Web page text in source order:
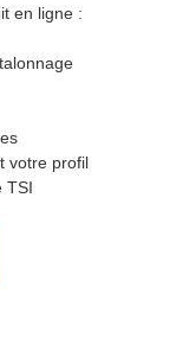
en ligne :
votre profil
TSI